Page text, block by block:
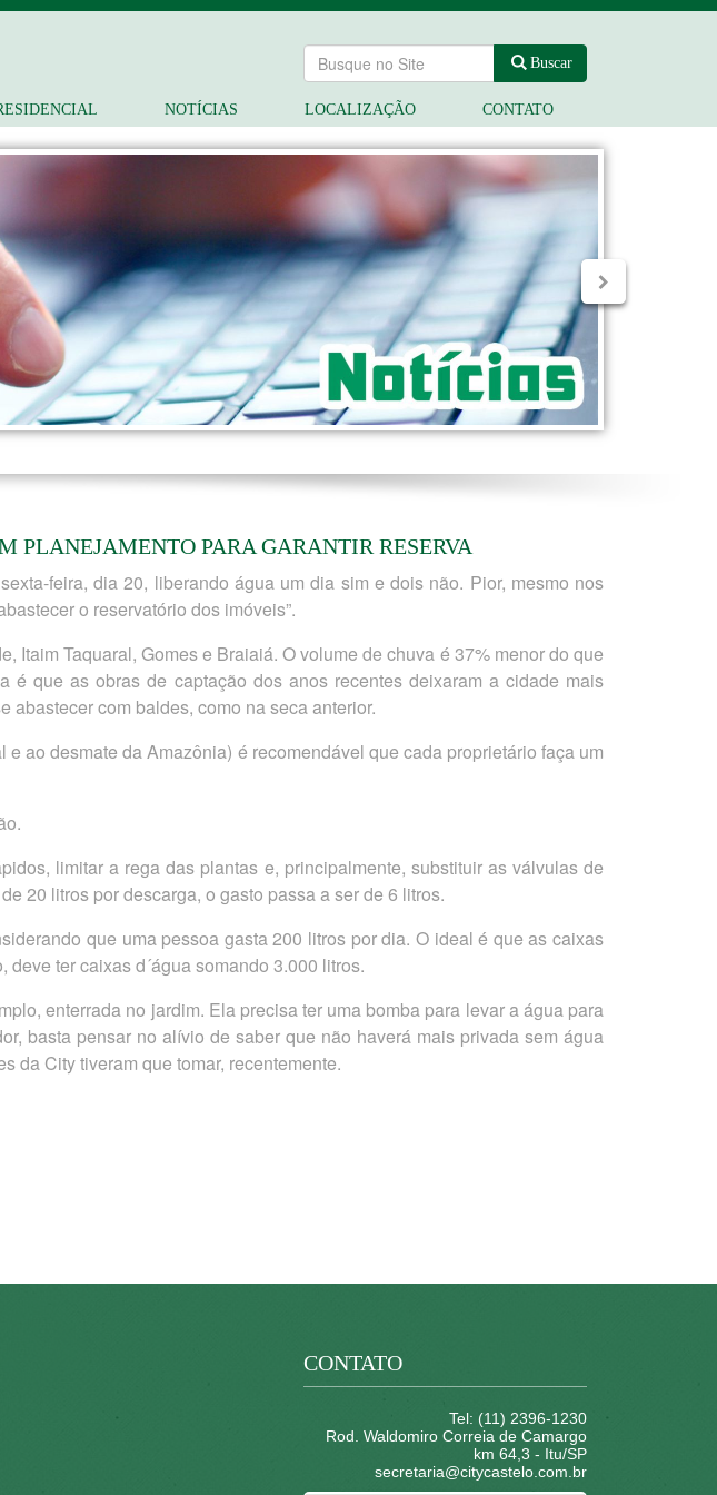
Buscar
NOTÍCIAS LOCALIZAÇÃO CONTATO
PLANEJAMENTO PARA GARANTIR RESERVA
feira, dia 20, liberando água um dia sim e dois não. Pior, mesmo nos
o reservatório dos imóveis”.
Taquaral, Gomes e Braiaiá. O volume de chuva é 37% menor do que
que as obras de captação dos anos recentes deixaram a cidade mais
com baldes, como na seca anterior.
ao desmate da Amazônia) é recomendável que cada proprietário faça um
limitar a rega das plantas e, principalmente, substituir as válvulas de
20 litros por descarga, o gasto passa a ser de 6 litros.
que uma pessoa gasta 200 litros por dia. O ideal é que as caixas
ter caixas d´água somando 3.000 litros.
enterrada no jardim. Ela precisa ter uma bomba para levar a água para
basta pensar no alívio de saber que não haverá mais privada sem água
da City tiveram que tomar, recentemente.
CONTATO
Tel: (11) 2396-1230
Rod. Waldomiro Correia de Camargo
km 64,3 - Itu/SP
secretaria@citycastelo.com.br